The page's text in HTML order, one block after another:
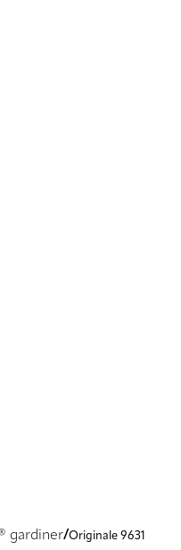
gardiner Originale 9631